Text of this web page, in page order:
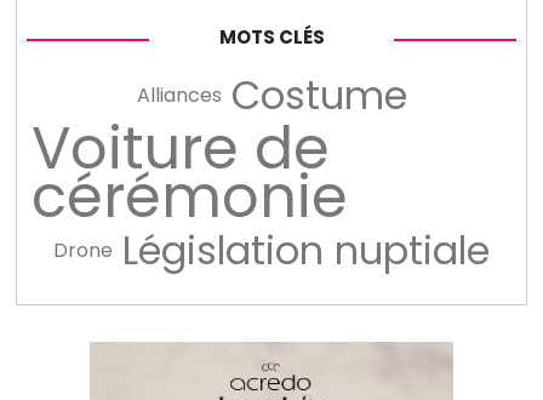
MOTS CLÉS
Alliances Costume
Voiture de
cérémonie
Drone Législation nuptiale